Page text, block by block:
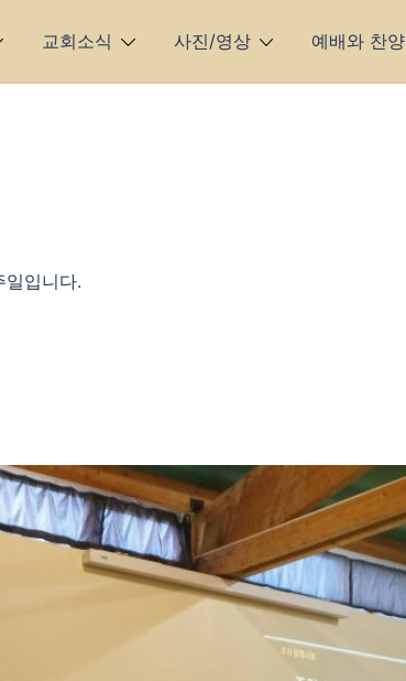
교회소식 사진/영상 예배와 찬양
입니다.